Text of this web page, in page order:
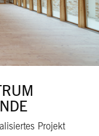
Projekt